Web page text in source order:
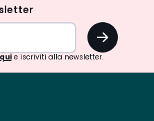
OK
e iscriviti alla newsletter.